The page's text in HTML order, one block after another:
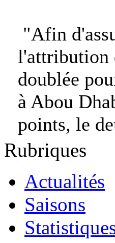
"Afin
l'attribution
doublée
à Abou
points, le
Rubriques
Actualités
Saisons